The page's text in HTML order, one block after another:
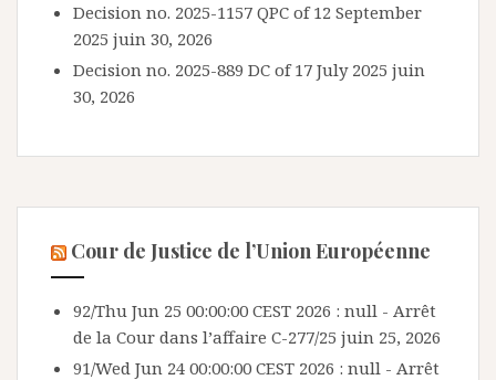
Decision no. 2025-1157 QPC of 12 September
2025 juin 30, 2026
Decision no. 2025-889 DC of 17 July 2025 juin
30, 2026
Cour de Justice de l’Union Européenne
92/Thu Jun 25 00:00:00 CEST 2026 : null - Arrêt
de la Cour dans l’affaire C-277/25 juin 25, 2026
91/Wed Jun 24 00:00:00 CEST 2026 : null - Arrêt